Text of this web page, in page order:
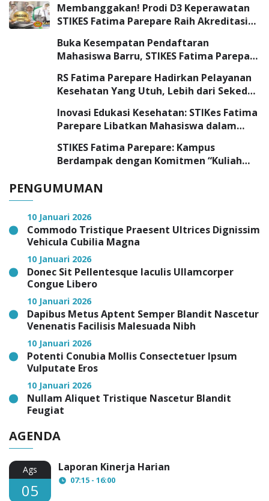
Membanggakan! Prodi D3 Keperawatan
STIKES Fatima Parepare Raih Akreditasi
Buka Kesempatan Pendaftaran
Mahasiswa Barru, STIKES Fatima Parepare
RS Fatima Parepare Hadirkan Pelayanan
Kesehatan Yang Utuh, Lebih dari Sekedar
Inovasi Edukasi Kesehatan: STIKes Fatima
Parepare Libatkan Mahasiswa dalam
STIKES Fatima Parepare: Kampus
Berdampak dengan Komitmen “Kuliah
PENGUMUMAN
10 Januari 2026
Commodo Tristique Praesent Ultrices Dignissim
Vehicula Cubilia Magna
10 Januari 2026
Donec Sit Pellentesque Iaculis Ullamcorper
Congue Libero
10 Januari 2026
Dapibus Metus Aptent Semper Blandit Nascetur
Venenatis Facilisis Malesuada Nibh
10 Januari 2026
Potenti Conubia Mollis Consectetuer Ipsum
Vulputate Eros
10 Januari 2026
Nullam Aliquet Tristique Nascetur Blandit
Feugiat
AGENDA
Ags
05
Laporan Kinerja Harian
07:15 - 16:00